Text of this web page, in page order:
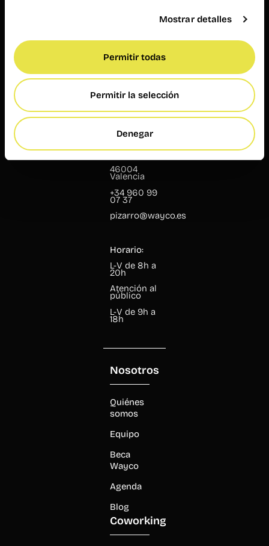
Mostrar detalles
Permitir todas
Permitir la selección
Denegar
L-V de 8h a
Atención al
19h
Wayco
Pizarro
Pizarro, 13
46004
Valencia
+34 960 99
07 37
pizarro@wayco.es
Horario:
L-V de 8h a
20h
Atención al
público
L-V de 9h a
18h
Nosotros
Quiénes
somos
Equipo
Beca
Wayco
Agenda
Blog
Coworking